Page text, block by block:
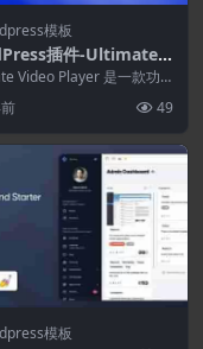
模板
插件-Ultimate V
WordPress &
Plugin 10.
Video Player 是一款功
49
模板